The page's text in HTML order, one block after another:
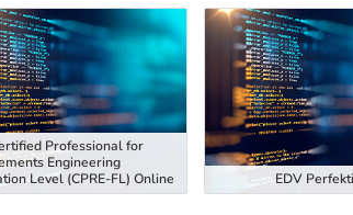
Professional for
Engineering
Level (CPRE-FL) Online
EDV